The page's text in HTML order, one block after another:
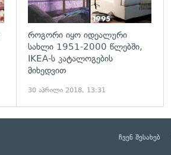
როგორი იყო იდეალური
სახლი 1951-2000 წლებში,
IKEA-ს კატალოგების
მიხედვით
30 აპრილი 2018, 13:31
ჩვენ შესახებ